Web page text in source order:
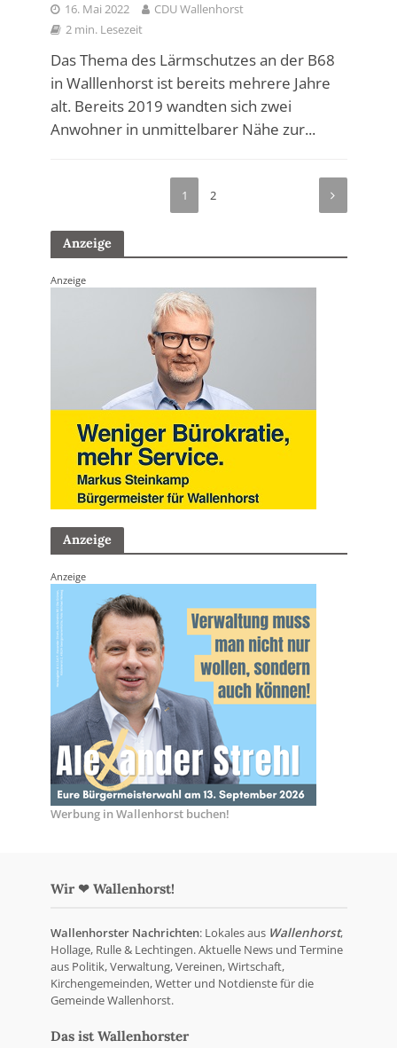
16. Mai 2022
CDU Wallenhorst
2 min. Lesezeit
Das Thema des Lärmschutzes an der B68
in Walllenhorst ist bereits mehrere Jahre
alt. Bereits 2019 wandten sich zwei
Anwohner in unmittelbarer Nähe zur...
1 2
Anzeige
Anzeige
Anzeige
Anzeige
Werbung in Wallenhorst buchen!
Wir ❤ Wallenhorst!
Wallenhorster Nachrichten: Lokales aus Wallenhorst,
Hollage, Rulle & Lechtingen. Aktuelle News und Termine
aus Politik, Verwaltung, Vereinen, Wirtschaft,
Kirchengemeinden, Wetter und Notdienste für die
Gemeinde Wallenhorst.
Das ist Wallenhorster